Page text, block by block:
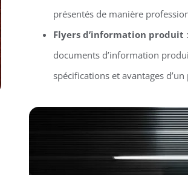
présentés de manière
Flyers d’information produit
documents d’information
spécifications et avantages